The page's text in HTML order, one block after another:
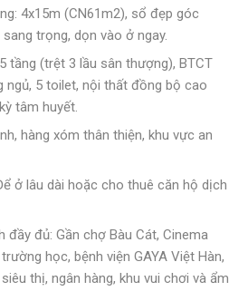
4x15m (CN61m2), sổ đẹp góc
trọng, dọn vào ở ngay.
tầng (trệt 3 lầu sân thượng), BTCT
ngủ, 5 toilet, nội thất đồng bộ cao
tâm huyết.
hàng xóm thân thiện, khu vực an
ở lâu dài hoặc cho thuê căn hộ dịch
đầy đủ: Gần chợ Bàu Cát, Cinema
học, bệnh viện GAYA Việt Hàn,
thị, ngân hàng, khu vui chơi và ẩm